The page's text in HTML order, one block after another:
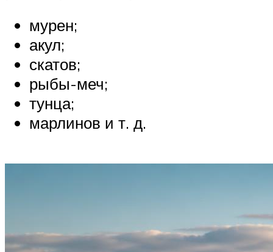
мурен;
акул;
скатов;
рыбы-меч;
тунца;
марлинов и т. д.